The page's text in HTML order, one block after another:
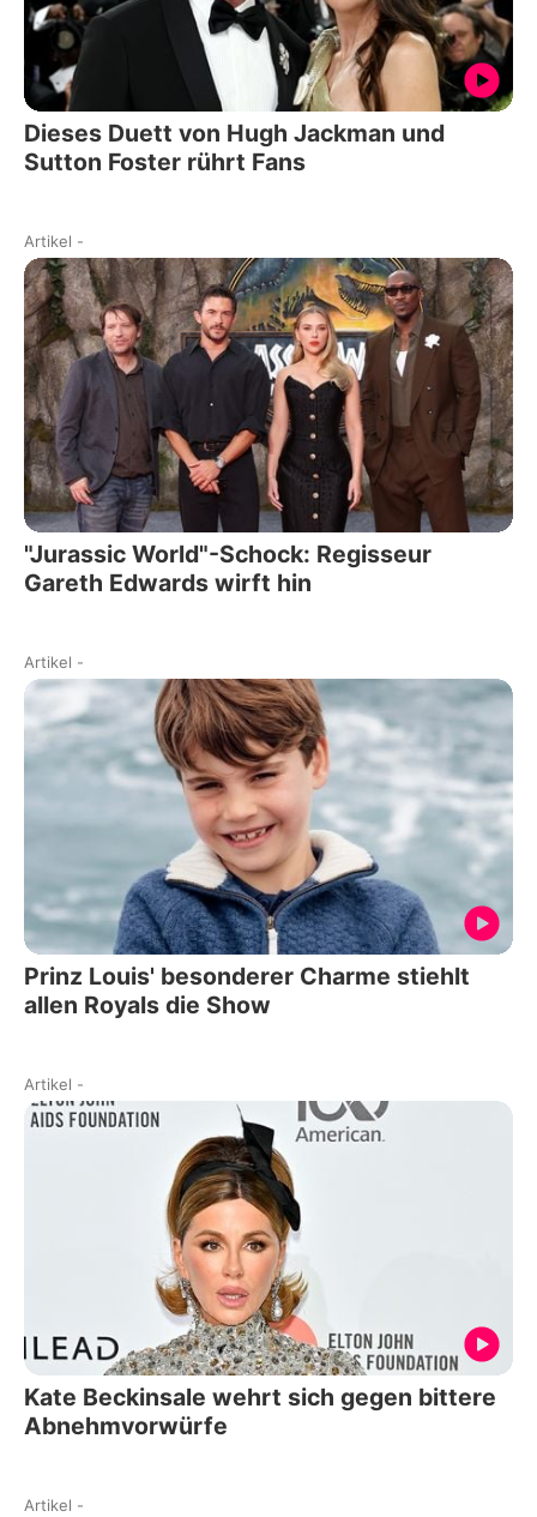
Dieses Duett von Hugh Jackman und
Sutton Foster rührt Fans
Artikel -
"Jurassic World"-Schock: Regisseur
Gareth Edwards wirft hin
Artikel -
Prinz Louis' besonderer Charme stiehlt
allen Royals die Show
Artikel -
Kate Beckinsale wehrt sich gegen bittere
Abnehmvorwürfe
Artikel -